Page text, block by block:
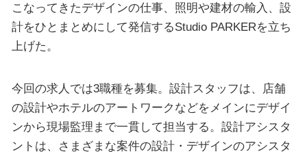
こなってきたデザインの仕事、照明や建材の輸入、設
計をひとまとめにして発信するStudio PARKERを立ち
上げた。
今回の求人では3職種を募集。設計スタッフは、店舗
の設計やホテルのアートワークなどをメインにデザイ
ンから現場監理まで一貫して担当する。設計アシスタ
ントは、さまざまな案件の設計・デザインのアシスタ